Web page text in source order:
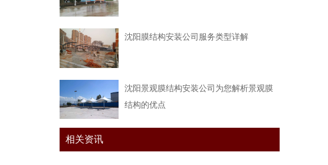
沈阳膜结构安装公司服务类型详解
沈阳景观膜结构安装公司为您解析景观膜
结构的优点
相关资讯